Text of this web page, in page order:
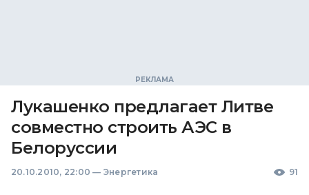
Лукашенко предлагает Литве
совместно строить АЭС в
Белоруссии
20.10.2010, 22:00 — Энергетика 91